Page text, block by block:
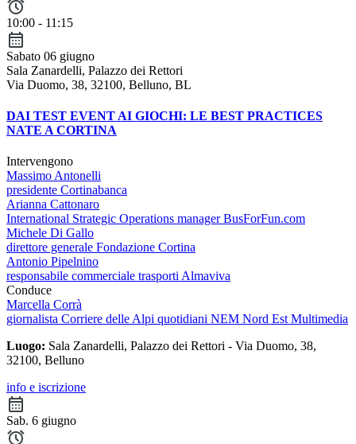
10:00 - 11:15
Sabato 06 giugno
Sala Zanardelli, Palazzo dei Rettori
Via Duomo, 38, 32100, Belluno, BL
DAI TEST EVENT AI GIOCHI: LE BEST PRACTICES
NATE A CORTINA
Intervengono
Massimo Antonelli
presidente Cortinabanca
Arianna Cattonaro
International Strategic Operations manager BusForFun.com
Michele Di Gallo
direttore generale Fondazione Cortina
Antonio Pipelnino
responsabile commerciale trasporti Almaviva
Conduce
Marcella Corrà
giornalista Corriere delle Alpi quotidiani NEM Nord Est Multimedia
Luogo: Sala Zanardelli, Palazzo dei Rettori - Via Duomo, 38,
32100, Belluno
info e iscrizione
Sab. 6 giugno